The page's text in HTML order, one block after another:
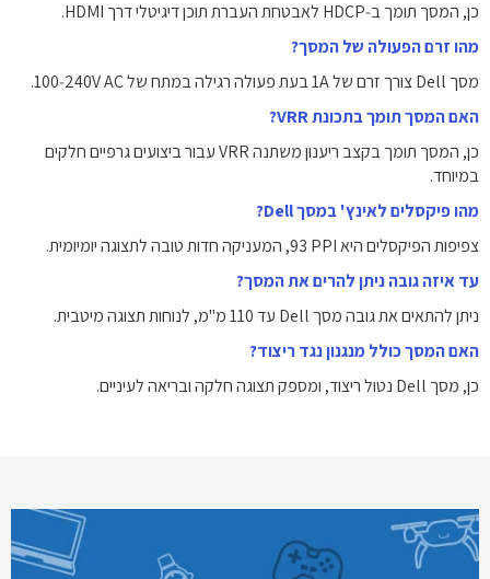
כן, המסך תומך ב‑HDCP לאבטחת העברת תוכן דיגיטלי דרך HDMI.
מהו זרם הפעולה של המסך?
מסך Dell צורך זרם של ‎1A‎ בעת פעולה רגילה במתח של ‎100‑240V AC‎.
האם המסך תומך בתכונת VRR?
כן, המסך תומך בקצב ריענון משתנה VRR עבור ביצועים גרפיים חלקים
במיוחד.
מהו פיקסלים לאינץ' במסך Dell?
צפיפות הפיקסלים היא ‎93 PPI‎, המעניקה חדות טובה לתצוגה יומיומית.
עד איזה גובה ניתן להרים את המסך?
ניתן להתאים את גובה מסך Dell עד ‎110‎ מ"מ, לנוחות תצוגה מיטבית.
האם המסך כולל מנגנון נגד ריצוד?
כן, מסך Dell נטול ריצוד, ומספק תצוגה חלקה ובריאה לעיניים.